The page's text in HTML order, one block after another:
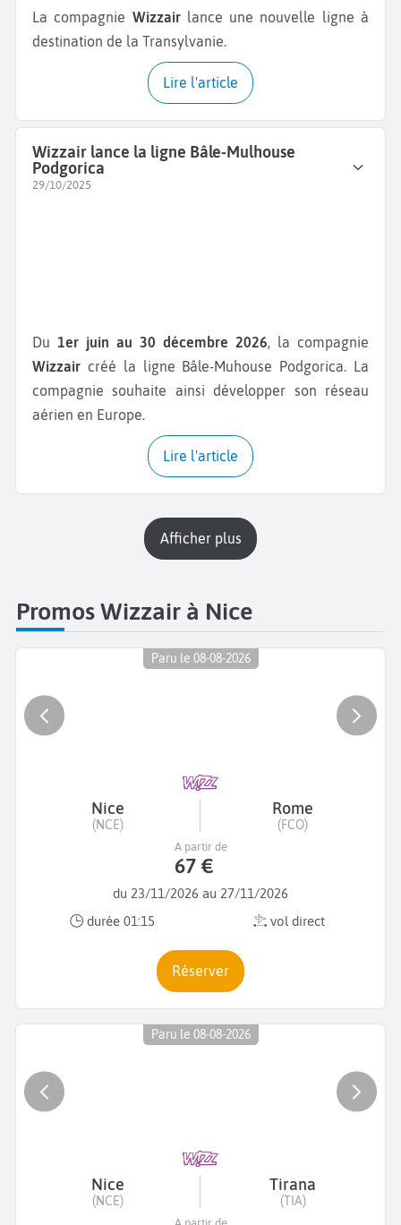
La compagnie Wizzair lance une nouvelle ligne à
destination de la Transylvanie.
Lire l'article
Wizzair lance la ligne Bâle-Mulhouse
Podgorica
29/10/2025
Du 1er juin au 30 décembre 2026, la compagnie
Wizzair créé la ligne Bâle-Muhouse Podgorica. La
compagnie souhaite ainsi développer son réseau
aérien en Europe.
Lire l'article
Afficher plus
Promos Wizzair à Nice
Paru le 08-08-2026
Nice
(NCE)
Rome
(FCO)
du 23/11/2026 au 27/11/2026
durée 01:15
vol direct
A partir de
67 €
Réserver
Paru le 08-08-2026
Nice
(NCE)
Tirana
(TIA)